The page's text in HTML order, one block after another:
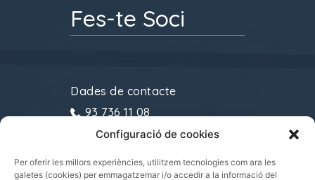
Configuració de cookies
Per oferir les millors experiències, utilitzem tecnologies com ara les
galetes (cookies) per emmagatzemar i/o accedir a la informació del
Fes-te Soci
Dades de contacte
93 736 11 08
gremitransports@cecot.org
C/ Sant Pau, 6. 08221